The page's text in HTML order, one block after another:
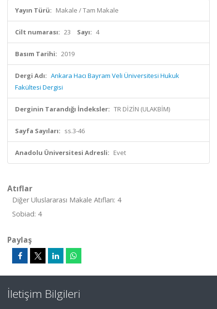
Yayın Türü: Makale / Tam Makale
Cilt numarası: 23 Sayı: 4
Basım Tarihi: 2019
Dergi Adı: Ankara Hacı Bayram Veli Üniversitesi Hukuk
Fakültesi Dergisi
Derginin Tarandığı İndeksler: TR DİZİN (ULAKBİM)
Sayfa Sayıları: ss.3-46
Anadolu Üniversitesi Adresli: Evet
Atıflar
Diğer Uluslararası Makale Atıfları: 4
Sobiad: 4
Paylaş
İletişim Bilgileri